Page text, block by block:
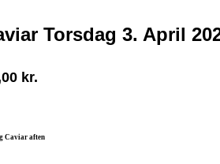
Torsdag 3. April
kr.
Caviar aften